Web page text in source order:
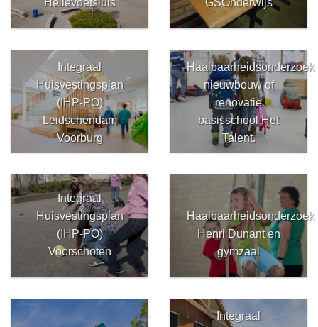
Integraal
Huisvestingsplan
(IHP-PO)
Leidschendam
Voorburg
Haalbaarheidsonderzoek
nieuwbouw of
renovatie
basisschool Het
Talent.
Integraal
Huisvestingsplan
(IHP-PO)
Voorschoten
Haalbaarheidsonderzoek
Henri Dunant en
gymzaal
Integraal